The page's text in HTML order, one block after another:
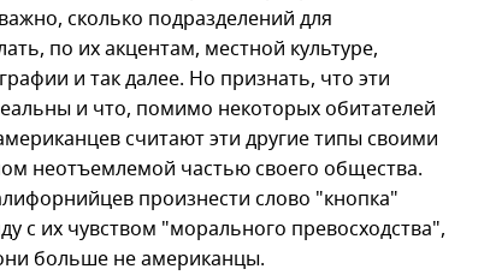
сколько подразделений для
по их акцентам, местной культуре,
и так далее. Но признать, что эти
и что, помимо некоторых обитателей
считают эти другие типы своими
неотъемлемой частью своего общества.
произнести слово "кнопка"
с их чувством "морального превосходства",
больше не американцы.